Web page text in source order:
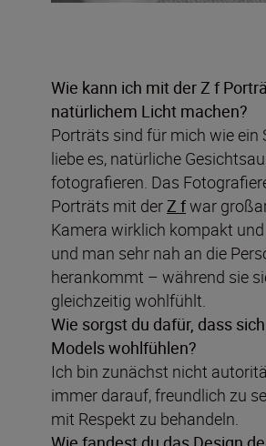
Wie kann ich mit der Z f
natürlichem Licht machen?
Porträts sind für mich wie ein
liebe es, natürliche
fotografieren. Das
Porträts mit derZ fwar
Kamera wirklich kompakt
und man sehr nah an die
herankommt – während sie
gleichzeitig wohlfühlt.
Wie sorgst du dafür, dass
Models wohlfühlen?
Ich bin zunächst nicht
immer darauf, freundlich zu
mit Respekt zu behandeln.